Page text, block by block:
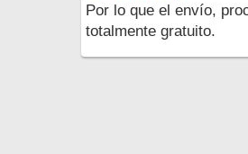
Por lo que el envío,
totalmente gratuito.